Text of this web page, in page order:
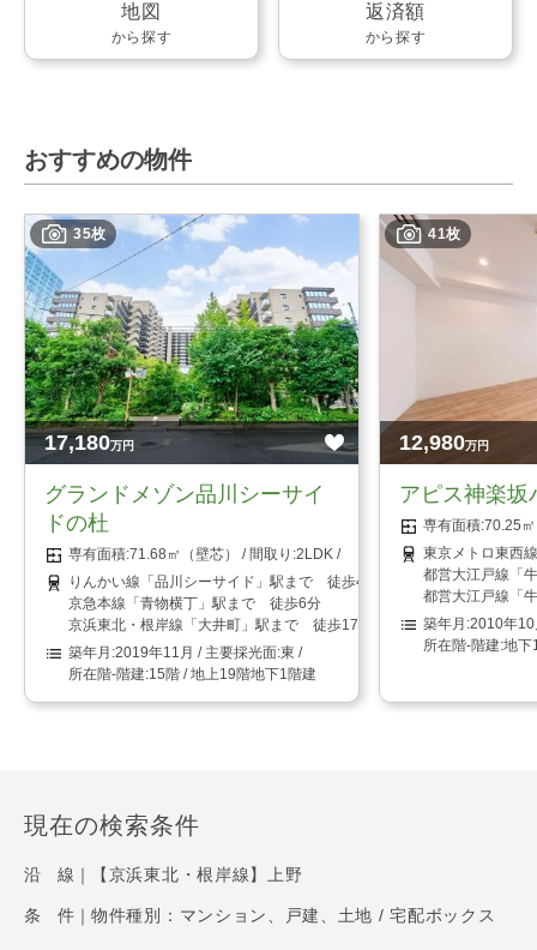
地図
から探す
返済額
から探す
おすすめの物件
35枚
17,180万円
グランドメゾン品川シーサイ
ドの杜
71.68㎡（壁芯）
2LDK
りんかい線「品川シーサイド」駅まで 徒歩4分
京急本線「青物横丁」駅まで 徒歩6分
京浜東北・根岸線「大井町」駅まで 徒歩17分
2019年11月
東
15階 / 地上19階地下1階建
41枚
12,980万円
アピス神楽坂
70.25
東京メトロ東西
都営大江戸線「
都営大江戸線「
2010年10
地下
現在の検索条件
沿 線｜ 【京浜東北・根岸線】上野
条 件｜ 物件種別：マンション、戸建、土地 / 宅配ボックス